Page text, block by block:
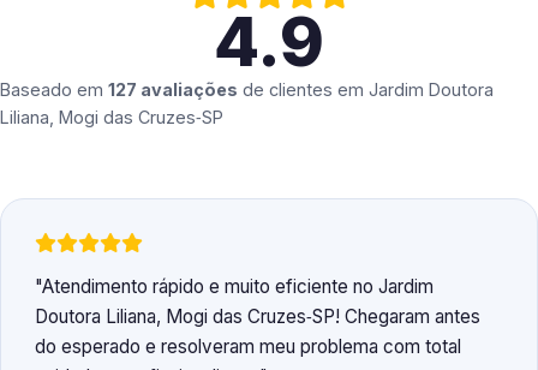
4.9
Baseado em 127 avaliações de clientes em Jardim Doutora
Liliana, Mogi das Cruzes‑SP
Atendimento rápido e muito eficiente no Jardim
Doutora Liliana, Mogi das Cruzes‑SP! Chegaram antes
do esperado e resolveram meu problema com total